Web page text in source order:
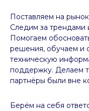
Берём на себя
Поставляем на
Следим за трендами
Помогаем
решения, обучаем и
техническую
поддержку. Делаем
партнёры были вне